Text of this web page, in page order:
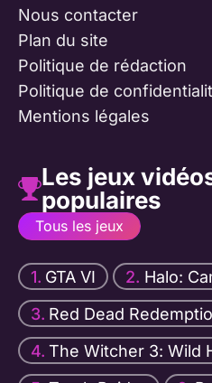
Nous contacter
Plan du site
Politique de rédaction
Politique de
Mentions légales
Les jeux
populaires
Tous les jeux
GTA VI
Halo:
Red Dead
The Witcher 3: Wild